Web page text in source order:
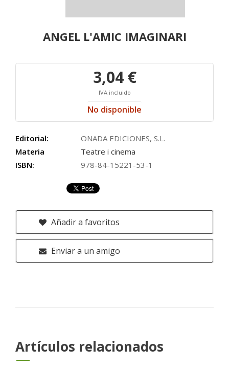
ANGEL L'AMIC IMAGINARI
3,04 €
IVA incluido
No disponible
Editorial:
ONADA EDICIONES, S.L.
Materia
Teatre i cinema
ISBN:
978-84-15221-53-1
Añadir a favoritos
Enviar a un amigo
Artículos relacionados